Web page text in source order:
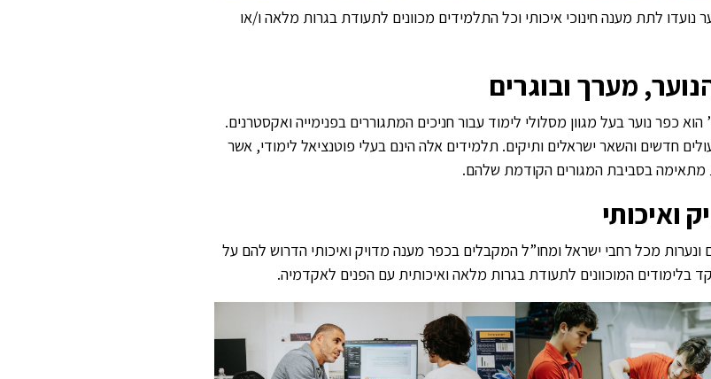
נועדו לתת מענה חינוכי איכותי וכל התלמידים מכוונים לתעודת בגרות מלאה ו/או
מערך ובוגרים
הוא כפר נוער בעל מגוון מסלולי לימוד עבור חניכים המתגוררים בפנימייה ואקסטרנים.
חדשים והשאר ישראלים ותיקים. תלמידים אלה הינם בעלי פוטנציאל לימודי, אשר
מתאימה בסביבת המגורים הקודמת שלהם.
ואיכותי
ונערות מכל רחבי ישראל ומחו”ל המקבלים בכפר מענה מדויק ואיכותי הדרוש להם על
בלימודים המוכוונים לתעודת בגרות מלאה ואיכותית עם הפנים לאקדמיה.